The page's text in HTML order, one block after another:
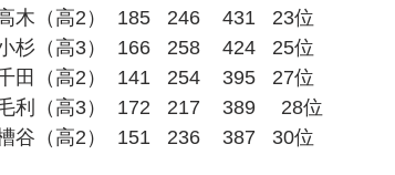
木（高2）  185   246    431   23位
杉（高3）  166   258    424   25位
田（高2）  141   254    395   27位
利（高3）  172   217    389 　28位
谷（高2）  151   236    387   30位